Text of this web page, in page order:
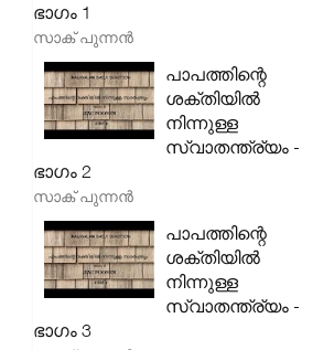
ഭാഗം 1
സാക് പുന്നൻ
പാപത്തിന്റെ
ശക്തിയിൽ
നിന്നുള്ള
സ്വാതന്ത്ര്യം -
ഭാഗം 2
സാക് പുന്നൻ
പാപത്തിന്റെ
ശക്തിയിൽ
നിന്നുള്ള
സ്വാതന്ത്ര്യം -
ഭാഗം 3